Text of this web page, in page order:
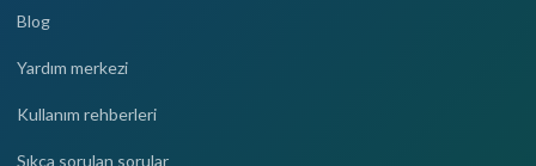
Blog
Yardım merkezi
Kullanım rehberleri
Sıkça sorulan sorular